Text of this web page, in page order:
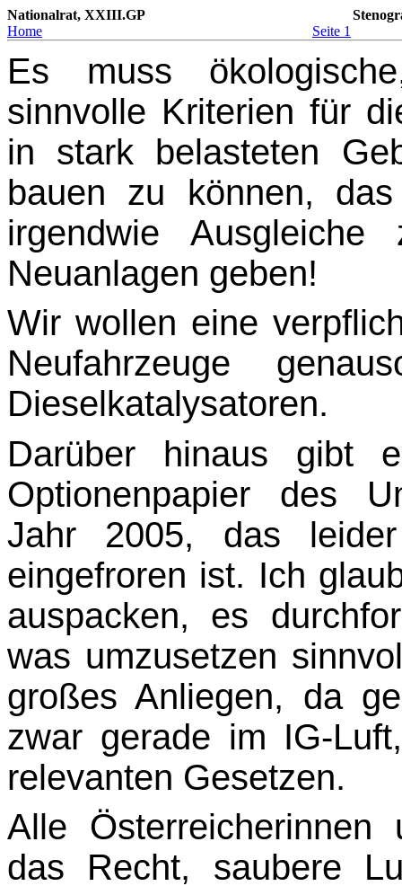
Nationalrat, XXIII.GP
Home
Seite 1
Es muss
sinnvolle Kriterien für
in stark belasteten
bauen zu können,
irgendwie Ausgleiche
Neuanla­gen geben!
Wir wollen eine
Neufahrzeuge
Dieselkatalysatoren.
Darüber hinaus gibt
Optionenpapier des
Jahr 2005, das
eingefroren ist. Ich
auspacken, es
was um­zusetzen
großes Anliegen, da
zwar gerade im IG-
relevanten Gesetzen.
Alle
das Recht, saubere